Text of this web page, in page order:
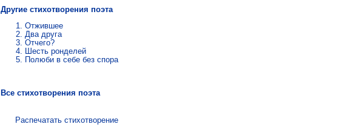
Другие стихотворения поэта
Отжившее
Два друга
От­че­го?
Шесть ронделей
Полю­би в себе без спора
Все стихотворения поэта
Распечатать стихотворение